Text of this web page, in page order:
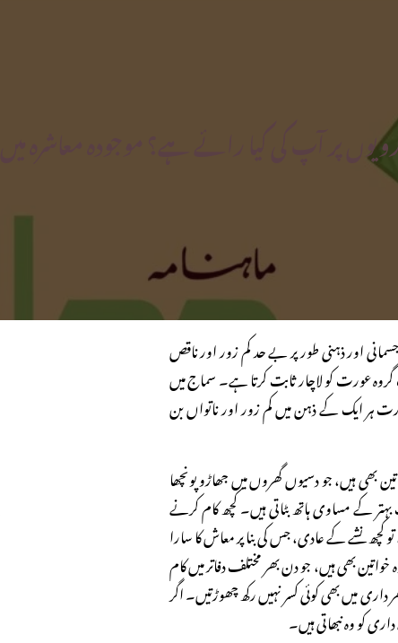
پر آپ کی کیا رائے ہے؟ موجودہ معاشرہ میں
اور ذہنی طور پر بے حد کم زور اور ناقص
گروہ عورت کو لاچار ثابت کرتا ہے۔ سماج میں
ہر ایک کے ذہن میں کم زور اور ناتواں بن
ہیں، جو دسیوں گھروں میں جھاڑو پونچھا
کے مساوی ہاتھ بٹاتی ہیں۔ کچھ کام کرنے
کچھ نشے کے عادی، جس کی بنا پر معاش کا سارا
بھی ہیں، جو دن بھر مختلف دفاتر میں کام
میں بھی کوئی کسر نہیں رکھ چھوڑتیں۔ اگر
کو وہ نبھاتی ہیں۔